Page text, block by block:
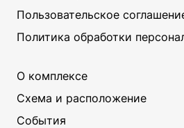
Пользовательское
Политика обработки
О комплексе
Схема и расположение
События